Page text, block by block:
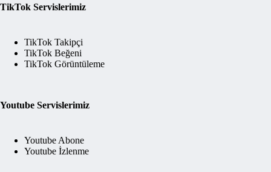
TikTok Servislerimiz
TikTok Takipçi
TikTok Beğeni
TikTok Görüntüleme
Youtube Servislerimiz
Youtube Abone
Youtube İzlenme